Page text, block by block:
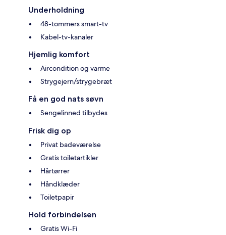
Underholdning
48-tommers smart-tv
Kabel-tv-kanaler
Hjemlig komfort
Aircondition og varme
Strygejern/strygebræt
Få en god nats søvn
Sengelinned tilbydes
Frisk dig op
Privat badeværelse
Gratis toiletartikler
Hårtørrer
Håndklæder
Toiletpapir
Hold forbindelsen
Gratis Wi-Fi